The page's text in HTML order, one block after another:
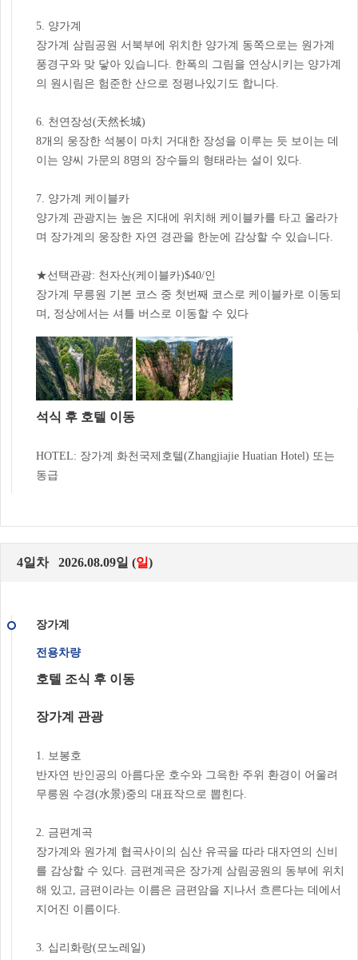
5. 양가계
장가계 삼림공원 서북부에 위치한 양가계 동쪽으로는 원가계
풍경구와 맞 닿아 있습니다. 한폭의 그림을 연상시키는 양가계
의 원시림은 험준한 산으로 정평나있기도 합니다.
6. 천연장성(天然⻓城)
8개의 웅장한 석봉이 마치 거대한 장성을 이루는 듯 보이는 데
이는 양씨 가문의 8명의 장수들의 형태라는 설이 있다.
7. 양가계 케이블카
양가계 관광지는 높은 지대에 위치해 케이블카를 타고 올라가
며 장가계의 웅장한 자연 경관을 한눈에 감상할 수 있습니다.
★선택관광: 천자산(케이블카)$40/인
장가계 무릉원 기본 코스 중 첫번째 코스로 케이블카로 이동되
며, 정상에서는 셔틀 버스로 이동할 수 있다
석식 후 호텔 이동
HOTEL: 장가계 화천국제호텔(Zhangjiajie Huatian Hotel) 또는
동급
4일차 2026.08.09일 (일)
장가계
전용차량
호텔 조식 후 이동
장가계 관광
1. 보봉호
반자연 반인공의 아름다운 호수와 그윽한 주위 환경이 어울려
무릉원 수경(水景)중의 대표작으로 뽑힌다.
2. 금편계곡
장가계와 원가계 협곡사이의 심산 유곡을 따라 대자연의 신비
를 감상할 수 있다. 금편계곡은 장가계 삼림공원의 동부에 위치
해 있고, 금편이라는 이름은 금편암을 지나서 흐른다는 데에서
지어진 이름이다.
3. 십리화랑(모노레일)